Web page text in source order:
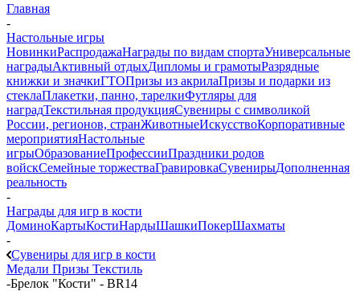
Главная
-
Настольные игры
НовинкиРаспродажаНаграды по видам спортаУниверсальные
наградыАктивный отдыхДипломы и грамотыРазрядные
книжки и значкиГТОПризы из акрилаПризы и подарки из
стеклаПлакетки, панно, тарелкиФутляры для
наградТекстильная продукцияСувениры с символикой
России, регионов, странЖивотныеИскусствоКорпоративные
мероприятияНастольные
игрыОбразованиеПрофессииПраздники родов
войскСемейные торжестваГравировкаСувенирыДополненная
реальность
-
Награды для игр в кости
ДоминоКартыКостиНардыШашкиПокерШахматы
-
Сувениры для игр в кости
Медали Призы Текстиль
-Брелок "Кости" - BR14